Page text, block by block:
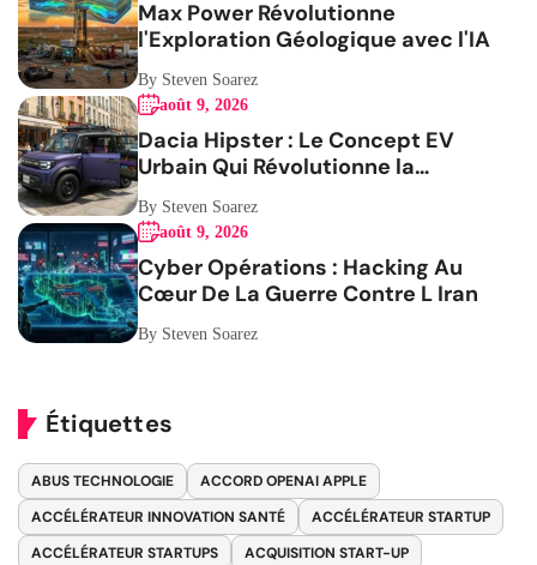
Max Power Révolutionne
l'Exploration Géologique avec l'IA
By Steven Soarez
août 9, 2026
Dacia Hipster : Le Concept EV
Urbain Qui Révolutionne la
Mobilité
By Steven Soarez
août 9, 2026
Cyber Opérations : Hacking Au
Cœur De La Guerre Contre L Iran
By Steven Soarez
Étiquettes
ABUS TECHNOLOGIE
ACCORD OPENAI APPLE
ACCÉLÉRATEUR INNOVATION SANTÉ
ACCÉLÉRATEUR STARTUP
ACCÉLÉRATEUR STARTUPS
ACQUISITION START-UP